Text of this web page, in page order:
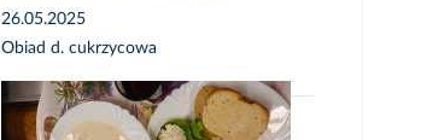
26.05.2025
Obiad d. cukrzycowa